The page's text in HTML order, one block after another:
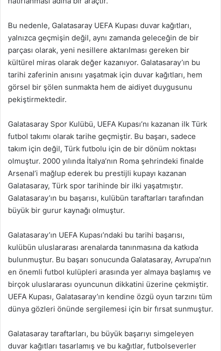
Bu nedenle, Galatasaray UEFA Kupası duvar kağıtları,
yalnızca geçmişin değil, aynı zamanda geleceğin de bir
parçası olarak, yeni nesillere aktarılması gereken bir
kültürel miras olarak değer kazanıyor. Galatasaray’ın bu
tarihi zaferinin anısını yaşatmak için duvar kağıtları, hem
görsel bir şölen sunmakta hem de aidiyet duygusunu
pekiştirmektedir.
Galatasaray Spor Kulübü, UEFA Kupası’nı kazanan ilk Türk
futbol takımı olarak tarihe geçmiştir. Bu başarı, sadece
takım için değil, Türk futbolu için de bir dönüm noktası
olmuştur. 2000 yılında İtalya’nın Roma şehrindeki finalde
Arsenal’i mağlup ederek bu prestijli kupayı kazanan
Galatasaray, Türk spor tarihinde bir ilki yaşatmıştır.
Galatasaray’ın bu başarısı, kulübün taraftarları tarafından
büyük bir gurur kaynağı olmuştur.
Galatasaray’ın UEFA Kupası’ndaki bu tarihi başarısı,
kulübün uluslararası arenalarda tanınmasına da katkıda
bulunmuştur. Bu başarı sonucunda Galatasaray, Avrupa’nın
en önemli futbol kulüpleri arasında yer almaya başlamış ve
birçok uluslararası oyuncunun dikkatini üzerine çekmiştir.
UEFA Kupası, Galatasaray’ın kendine özgü oyun tarzını tüm
dünya gözleri önünde sergilemesi için bir fırsat sunmuştur.
Galatasaray taraftarları, bu büyük başarıyı simgeleyen
duvar kağıtları tasarlamış ve bu kağıtlar, futbolseverler